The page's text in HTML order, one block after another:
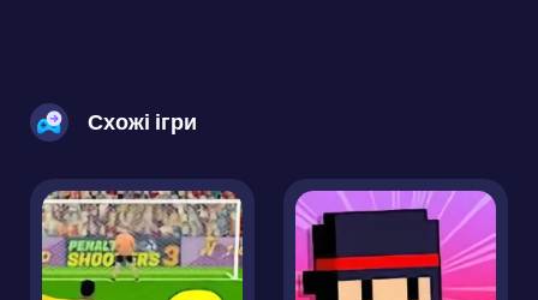
Схожі ігри